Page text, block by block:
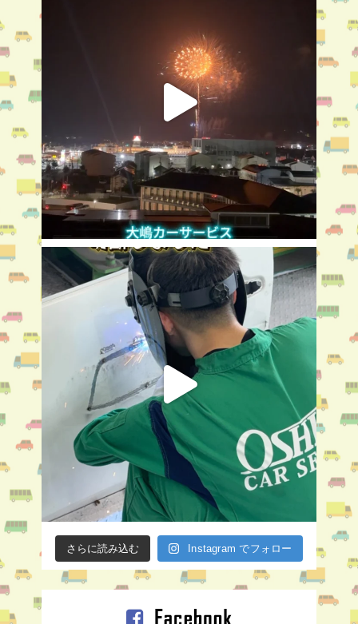
さらに読み込む Instagram でフォロー